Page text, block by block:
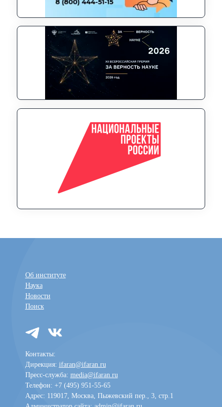
Об институте
Наука
Новости
Поиск
Контакты:
Дирекция: ifaran@ifaran.ru
Пресс-служба: media@ifaran.ru
Телефон: +7 (495) 951-55-65
Адрес: 119017, Москва, Пыжевский пер., 3, стр.1